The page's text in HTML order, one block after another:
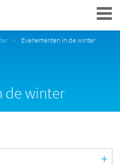
Navigation
Evenementen in de winter
de winter